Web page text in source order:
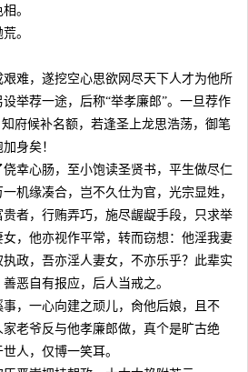
。
。
，遂挖空心思欲网尽天下人才为他所
举荐一途，后称“举孝廉郎”。一旦荐作
府候补名额，若逢圣上龙思浩荡，御笔
身矣！
心肠，至小饱读圣贤书，平生做尽仁
机缘凑合，岂不久仕为官，光宗显姓，
者，行贿弄巧，施尽龌龊手段，只求举
，他亦视作平常，转而窃想：他淫我妻
政，吾亦淫人妻女，不亦乐乎？此辈实
恶自有报应，后人当戒之。
一心向建之顽儿，肏他后娘，且不
老爷反与他孝廉郎做，真个是旷古绝
人，仅博一笑耳。